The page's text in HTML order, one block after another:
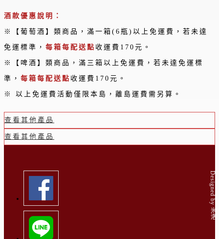
酒款優惠說明：
※【葡萄酒】類商品，滿一箱(6瓶)以上免運費，若未達
免運標準， 每箱每配送點 收運費170元。
※【啤酒】類商品，滿三箱以上免運費，若未達免運標
準， 每箱每配送點 收運費170元。
※ 以上免運費活動僅限本島，離島運費需另算。
查看其他產品
查看其他產品
Designed by 米洛